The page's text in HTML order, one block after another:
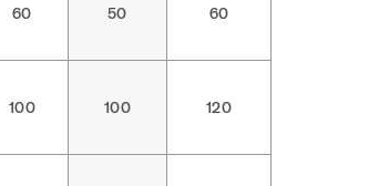
60 50 60
100 100 120